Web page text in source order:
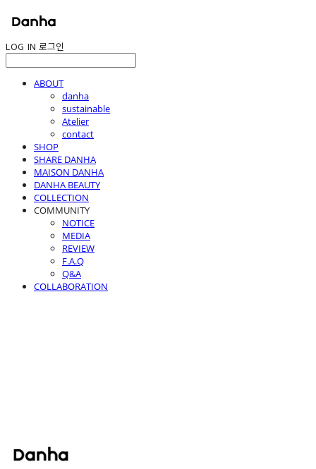
LOG IN 로그인
ABOUT
danha
sustainable
Atelier
contact
SHOP
SHARE DANHA
MAISON DANHA
DANHA BEAUTY
COLLECTION
COMMUNITY
NOTICE
MEDIA
REVIEW
F.A.Q
Q&A
COLLABORATION